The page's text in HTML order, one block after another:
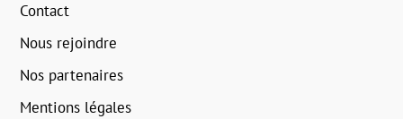
Contact
Nous rejoindre
Nos partenaires
Mentions légales